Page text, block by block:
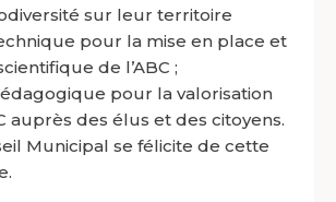
sur leur territoire
pour la mise en place et
de l’ABC ;
pour la valorisation
auprès des élus et des citoyens.
Municipal se félicite de cette